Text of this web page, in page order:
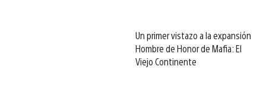
Un primer vistazo a la expansión
Hombre de Honor de Mafia: El
Viejo Continente